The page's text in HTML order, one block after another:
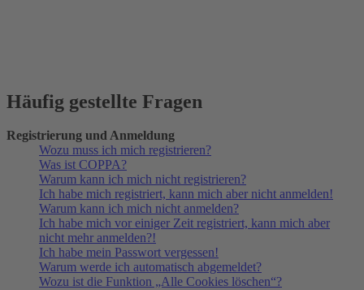
Häufig gestellte Fragen
Registrierung und Anmeldung
Wozu muss ich mich registrieren?
Was ist COPPA?
Warum kann ich mich nicht registrieren?
Ich habe mich registriert, kann mich aber nicht anmelden!
Warum kann ich mich nicht anmelden?
Ich habe mich vor einiger Zeit registriert, kann mich aber
nicht mehr anmelden?!
Ich habe mein Passwort vergessen!
Warum werde ich automatisch abgemeldet?
Wozu ist die Funktion „Alle Cookies löschen“?